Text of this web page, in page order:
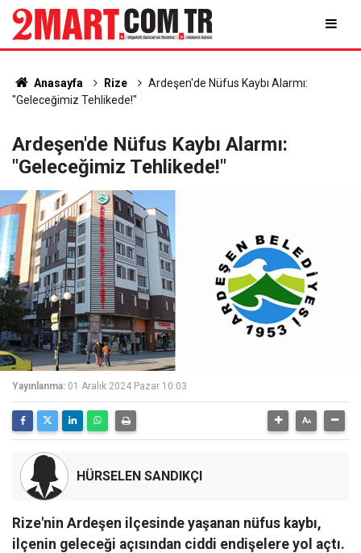
Anasayfa Rize
Ardeşen'de Nüfus Kaybı Alarmı:
"Geleceğimiz Tehlikede!"
Ardeşen'de Nüfus Kaybı Alarmı:
"Geleceğimiz Tehlikede!"
Yayınlanma: 01 Aralık 2024 Pazar 10:03
HÜRSELEN SANDIKÇI
Rize'nin Ardeşen ilçesinde yaşanan nüfus kaybı,
ilçenin geleceği açısından ciddi endişelere yol açtı.